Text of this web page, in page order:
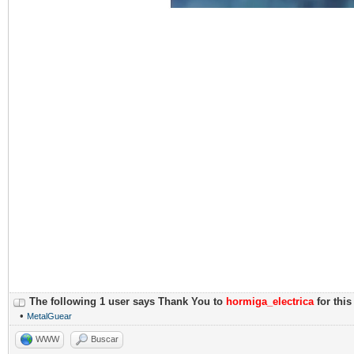
The following 1 user says Thank You to hormiga_electrica for this
• MetalGuear
WWW Buscar